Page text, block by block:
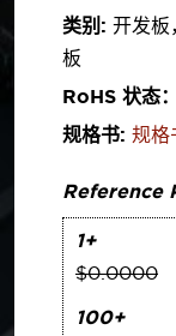
类别: 开发板
板
RoHS 状态：
规格书: 规格
Reference
1+
$0.0000
100+